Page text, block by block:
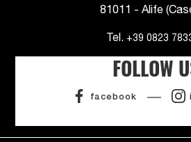
81011 - Alife
Tel. +39 0823
FOLLOW
facebook